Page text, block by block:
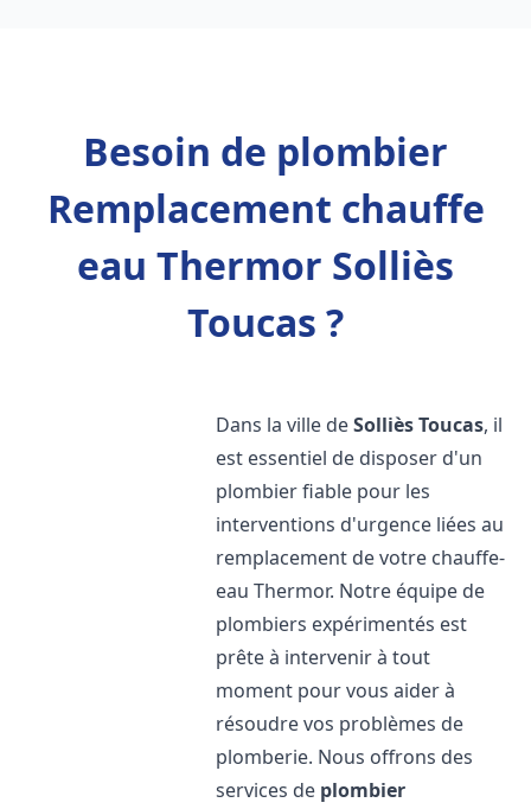
Besoin de plombier
Remplacement chauffe
eau Thermor Solliès
Toucas ?
Dans la ville deSolliès Toucas, il
est essentiel de disposer d'un
plombier fiable pour les
interventions d'urgence liées au
remplacement de votre chauffe-
eau Thermor. Notre équipe de
plombiers expérimentés est
prête à intervenir à tout
moment pour vous aider à
résoudre vos problèmes de
plomberie. Nous offrons des
services de plombier